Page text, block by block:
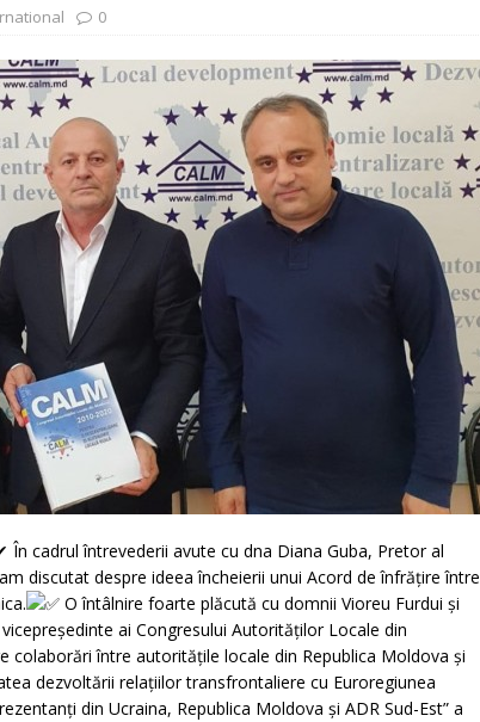
0
În cadrul întrevederii avute cu dna Diana Guba, Pretor al
discutat despre ideea încheierii unui Acord de înfrățire între
O întâlnire foarte plăcută cu domnii Vioreu Furdui și
ai Congresului Autorităților Locale din
colaborări între autoritățile locale din Republica Moldova și
dezvoltării relațiilor transfrontaliere cu Euroregiunea
din Ucraina, Republica Moldova și ADR Sud-Est” a